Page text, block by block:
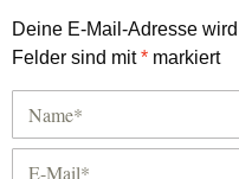
Deine E-Mail-Adresse
Felder sind mit* markiert